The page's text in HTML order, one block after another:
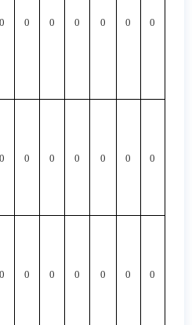
0 0 0 0 0 0 0
0 0 0 0 0 0 0
0 0 0 0 0 0 0